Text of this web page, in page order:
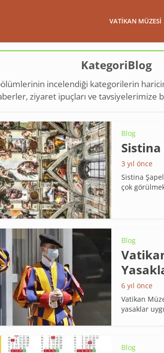
VATIKAN MÜZESI
KategoriBlog
incelendiği kategorilerin
ziyaret ipuçları ve tavsiyelerimize
Blog
Sistina
3 yıl önce
Sistina
çok
Blog
6 yıl önce
Vatikan
yasaklar
Blog